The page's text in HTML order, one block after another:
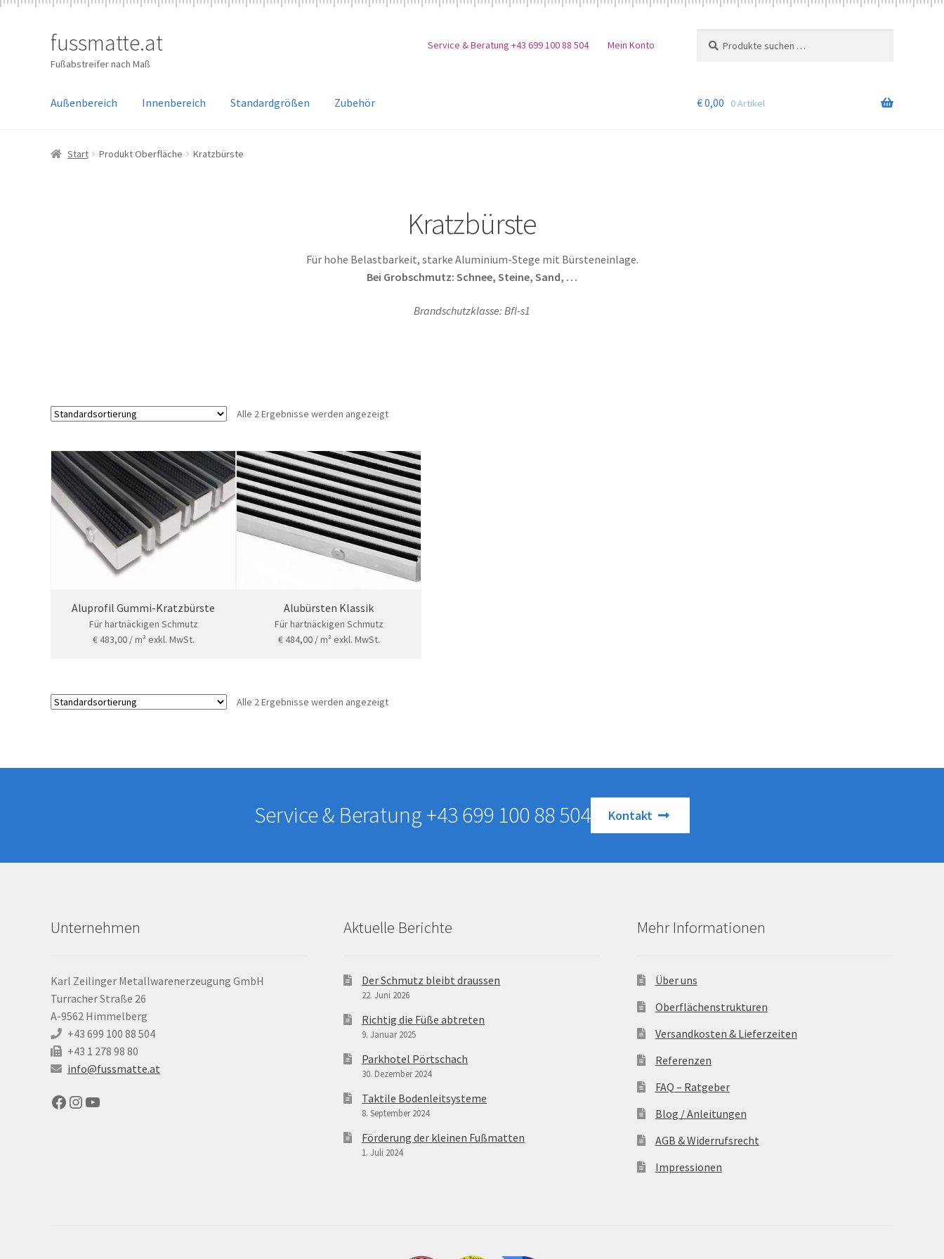
Zur
Navigation
springen
Zum
Inhalt
springen
fussmatte.at
Fußabstreifer nach Maß
Service & Beratung +43 699 100 88 504 Mein Konto
nach:
Außenbereich Innenbereich Standardgrößen Zubehör €0,00 0 Artikel
Start Produkt Oberfläche Kratzbürste
Kratzbürste
Für hohe Belastbarkeit, starke Aluminium-Stege mit Bürsteneinlage.
Bei Grobschmutz: Schnee, Steine, Sand, …
Brandschutzklasse: Bfl-s1
Alle 2 Ergebnisse werden angezeigt
Aluprofil Gummi-Kratzbürste
Für hartnäckigen Schmutz
€483,00/ m² exkl. MwSt.
Alubürsten Klassik
Für hartnäckigen Schmutz
€484,00/ m² exkl. MwSt.
Alle 2 Ergebnisse werden angezeigt
Service & Beratung +43 699 100 88 504 Kontakt
Unternehmen
Karl Zeilinger Metallwarenerzeugung GmbH
Turracher Straße 26
A-9562 Himmelberg
+43 699 100 88 504
+43 1 278 98 80
info@fussmatte.at
Facebook
Instagram
YouTube
Aktuelle Berichte
Der Schmutz bleibt draussen
22. Juni 2026
Richtig die Füße abtreten
9. Januar 2025
Parkhotel Pörtschach
30. Dezember 2024
Taktile Bodenleitsysteme
8. September 2024
Förderung der kleinen Fußmatten
1. Juli 2024
Mehr Informationen
Über uns
Oberflächenstrukturen
Versandkosten & Lieferzeiten
Referenzen
FAQ – Ratgeber
Blog / Anleitungen
AGB & Widerrufsrecht
Impressionen